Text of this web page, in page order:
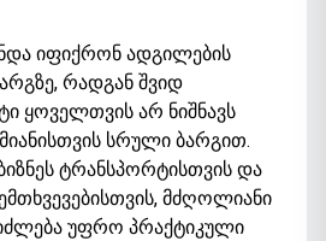
იფიქრონ ადგილების
რადგან შვიდ
ყოველთვის არ ნიშნავს
სრული ბარგით.
ტრანსპორტისთვის და
მძღოლიანი
უფრო პრაქტიკული